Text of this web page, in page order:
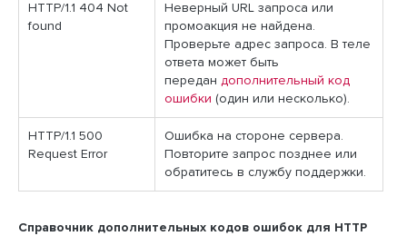
HTTP/1.1 404 Not
found
Неверный URL запроса или
промоакция не найдена.
Проверьте адрес запроса. В теле
ответа может быть
передан дополнительный код
ошибки (один или несколько).
HTTP/1.1 500
Request Error
Ошибка на стороне сервера.
Повторите запрос позднее или
обратитесь в службу поддержки.
Справочник дополнительных кодов ошибок для HTTP